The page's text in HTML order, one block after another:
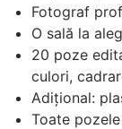
Fotograf
O sală la
20 poze
culori,
Adițional:
Toate